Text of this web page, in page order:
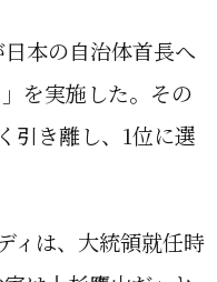
本の自治体首長へ
を実施した。その
引き離し、1位に選
ィは、大統領就任時